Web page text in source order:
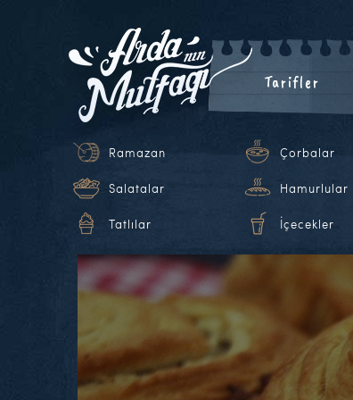
Tarifler
Ramazan Çorbalar
Salatalar Hamurlular
Tatlılar İçecekler